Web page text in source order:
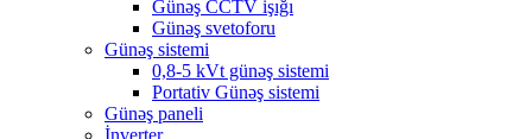
Günəş CCTV işığı
Günəş svetoforu
Günəş sistemi
0,8-5 kVt günəş sistemi
Portativ Günəş sistemi
Günəş paneli
İnverter